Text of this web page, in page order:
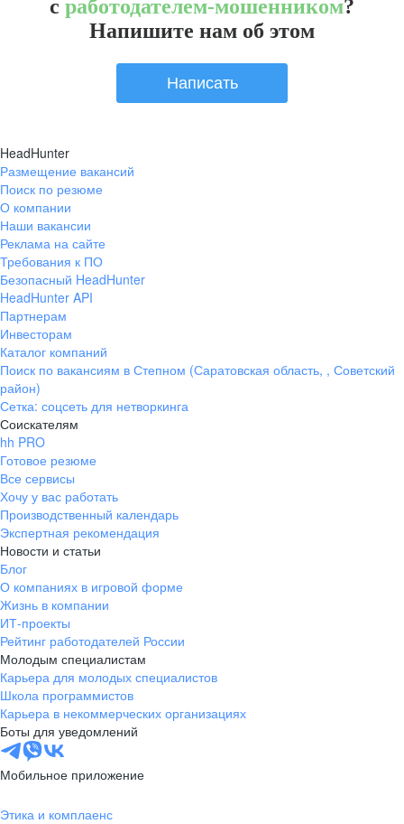
с работодателем-мошенником?
Напишите нам об этом
Написать
HeadHunter
Размещение вакансий
Поиск по резюме
О компании
Наши вакансии
Реклама на сайте
Требования к ПО
Безопасный HeadHunter
HeadHunter API
Партнерам
Инвесторам
Каталог компаний
Поиск по вакансиям в Степном (Саратовская область, , Советский
район)
Сетка: соцсеть для нетворкинга
Соискателям
hh PRO
Готовое резюме
Все сервисы
Хочу у вас работать
Производственный календарь
Экспертная рекомендация
Новости и статьи
Блог
О компаниях в игровой форме
Жизнь в компании
ИТ-проекты
Рейтинг работодателей России
Молодым специалистам
Карьера для молодых специалистов
Школа программистов
Карьера в некоммерческих организациях
Боты для уведомлений
Мобильное приложение
Этика и комплаенс